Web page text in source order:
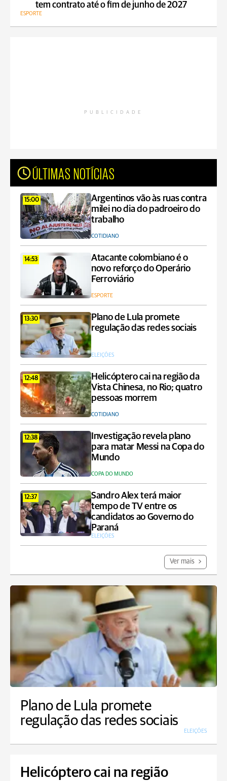
tem contrato até o fim de junho de 2027
ESPORTE
PUBLICIDADE
ÚLTIMAS NOTÍCIAS
15:00
Argentinos vão às ruas contra
milei no dia do padroeiro do
trabalho
COTIDIANO
14:53
Atacante colombiano é o
novo reforço do Operário
Ferroviário
ESPORTE
13:30
Plano de Lula promete
regulação das redes sociais
ELEIÇÕES
12:48
Helicóptero cai na região da
Vista Chinesa, no Rio; quatro
pessoas morrem
COTIDIANO
12:38
Investigação revela plano
para matar Messi na Copa do
Mundo
COPA DO MUNDO
12:37
Sandro Alex terá maior
tempo de TV entre os
candidatos ao Governo do
Paraná
ELEIÇÕES
Ver mais
Plano de Lula promete
regulação das redes sociais
ELEIÇÕES
Helicóptero cai na região